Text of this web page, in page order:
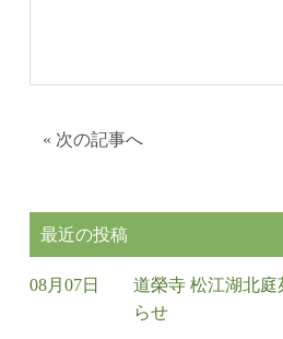
« 次の記事へ
最近の投稿
08月07日
道榮寺 松江湖北
らせ